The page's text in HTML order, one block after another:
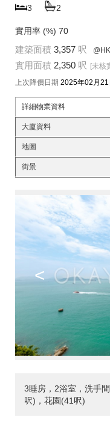
3 2
實用率 (%) 70
建築面積 3,357 呎
實用面積 2,350 呎 [未核
上次降價日期 2025年02月21
詳細物業資料
大廈資料
地圖
街景
<
3睡房，2浴室，洗手
呎)，花園(41呎)